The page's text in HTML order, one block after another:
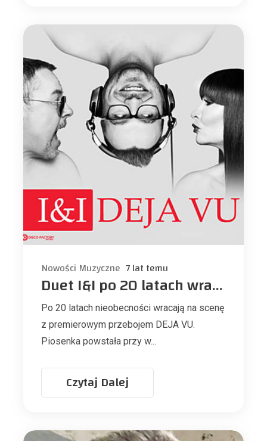
Nowości Muzyczne 7 lat temu
Duet I&I po 20 latach wraca z nowym singlem
Po 20 latach nieobecności wracają na scenę
z premierowym przebojem DEJA VU.
Piosenka powstała przy w...
Czytaj Dalej